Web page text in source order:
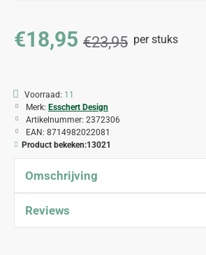
€18,95 €23,95 per stuks
Voorraad: 11
Merk: Esschert Design
Artikelnummer: 2372306
EAN: 8714982022081
Product bekeken:13021
Omschrijving
Reviews